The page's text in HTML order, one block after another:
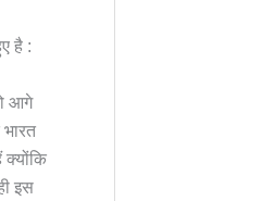
है :
आगे
क्योंकि
इस